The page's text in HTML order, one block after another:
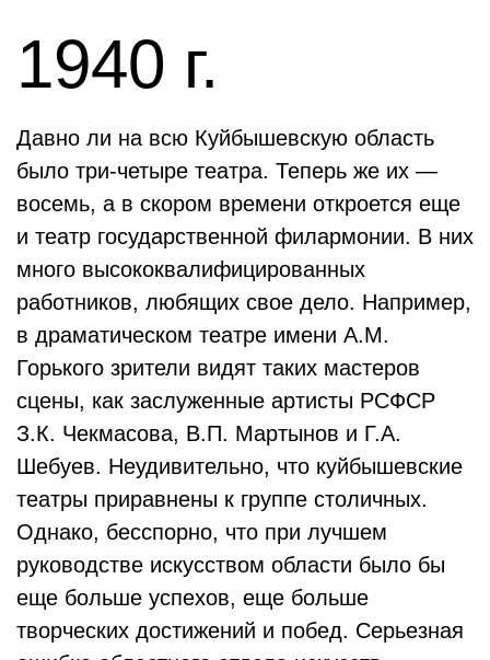
1940 г.
Давно ли на всю Куйбышевскую область
было три-четыре театра. Теперь же их —
восемь, а в скором времени откроется еще
и театр государственной филармонии. В них
много высококвалифицированных
работников, любящих свое дело. Например,
в драматическом театре имени А.М.
Горького зрители видят таких мастеров
сцены, как заслуженные артисты РСФСР
З.К. Чекмасова, В.П. Мартынов и Г.А.
Шебуев. Неудивительно, что куйбышевские
театры приравнены к группе столичных.
Однако, бесспорно, что при лучшем
руководстве искусством области было бы
еще больше успехов, еще больше
творческих достижений и побед. Серьезная